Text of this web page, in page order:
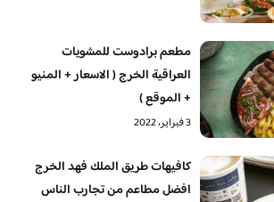
مطعم برادوست للمشويات
العراقية الخرج ( الاسعار + المنيو
+ الموقع )
3 فبراير، 2022
كافيهات طريق الملك فهد الخرج
افضل مطاعم من تجارب الناس